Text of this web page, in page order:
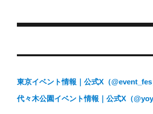
r
稿
ビ
ゲ
東京イベント情報｜公式X（@event_fes
代々木公園イベント情報｜公式X（